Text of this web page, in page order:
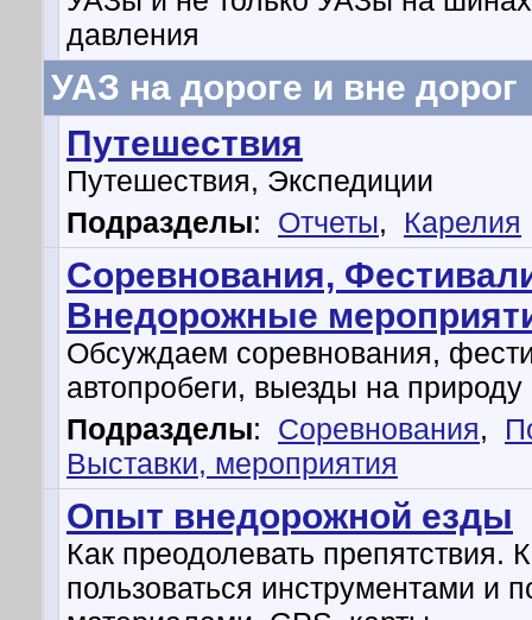
давления
УАЗ на дороге и вне дорог
Путешествия
Путешествия, Экспедиции
Подразделы: Отчеты, Карелия
Соревнования,
Внедорожные
Обсуждаем соревнования,
автопробеги, выезды на природу
Подразделы: Соревнования,
Выставки, мероприятия
Опыт внедорожной езды
Как преодолевать препятствия.
пользоваться инструментами и